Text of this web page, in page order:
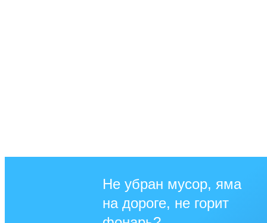
Не убран мусор, яма
на дороге, не горит